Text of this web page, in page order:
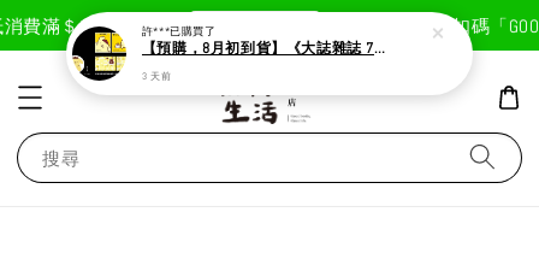
費滿＄1800免運費 現在去購物！ 首次註冊輸入折扣碼「
搜尋
許***已購買了
【預購，8月初到貨】《大誌雜誌 7月號 第 196 期》封面：布丁狗
3 天前